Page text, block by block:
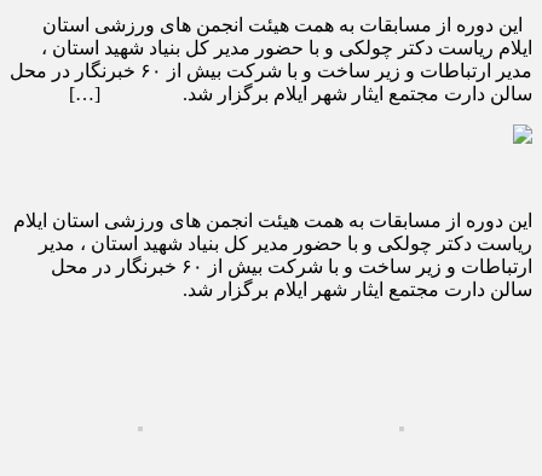
این دوره از مسابقات به همت هیئت انجمن های ورزشی استان
ایلام ریاست دکتر چولکی و با حضور مدیر کل بنیاد شهید استان ،
مدیر ارتباطات و زیر ساخت و با شرکت بیش از ۶۰ خبرنگار در محل
سالن دارت مجتمع ایثار شهر ایلام برگزار شد. […]
این دوره از مسابقات به همت هیئت انجمن های ورزشی استان ایلام
ریاست دکتر چولکی و با حضور مدیر کل بنیاد شهید استان ، مدیر
ارتباطات و زیر ساخت و با شرکت بیش از ۶۰ خبرنگار در محل
سالن دارت مجتمع ایثار شهر ایلام برگزار شد.